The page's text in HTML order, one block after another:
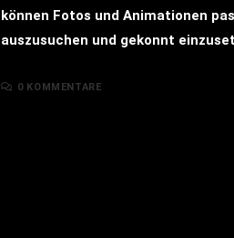
können Fotos und Animationen
auszusuchen und gekonnt
0 KOMMENTARE